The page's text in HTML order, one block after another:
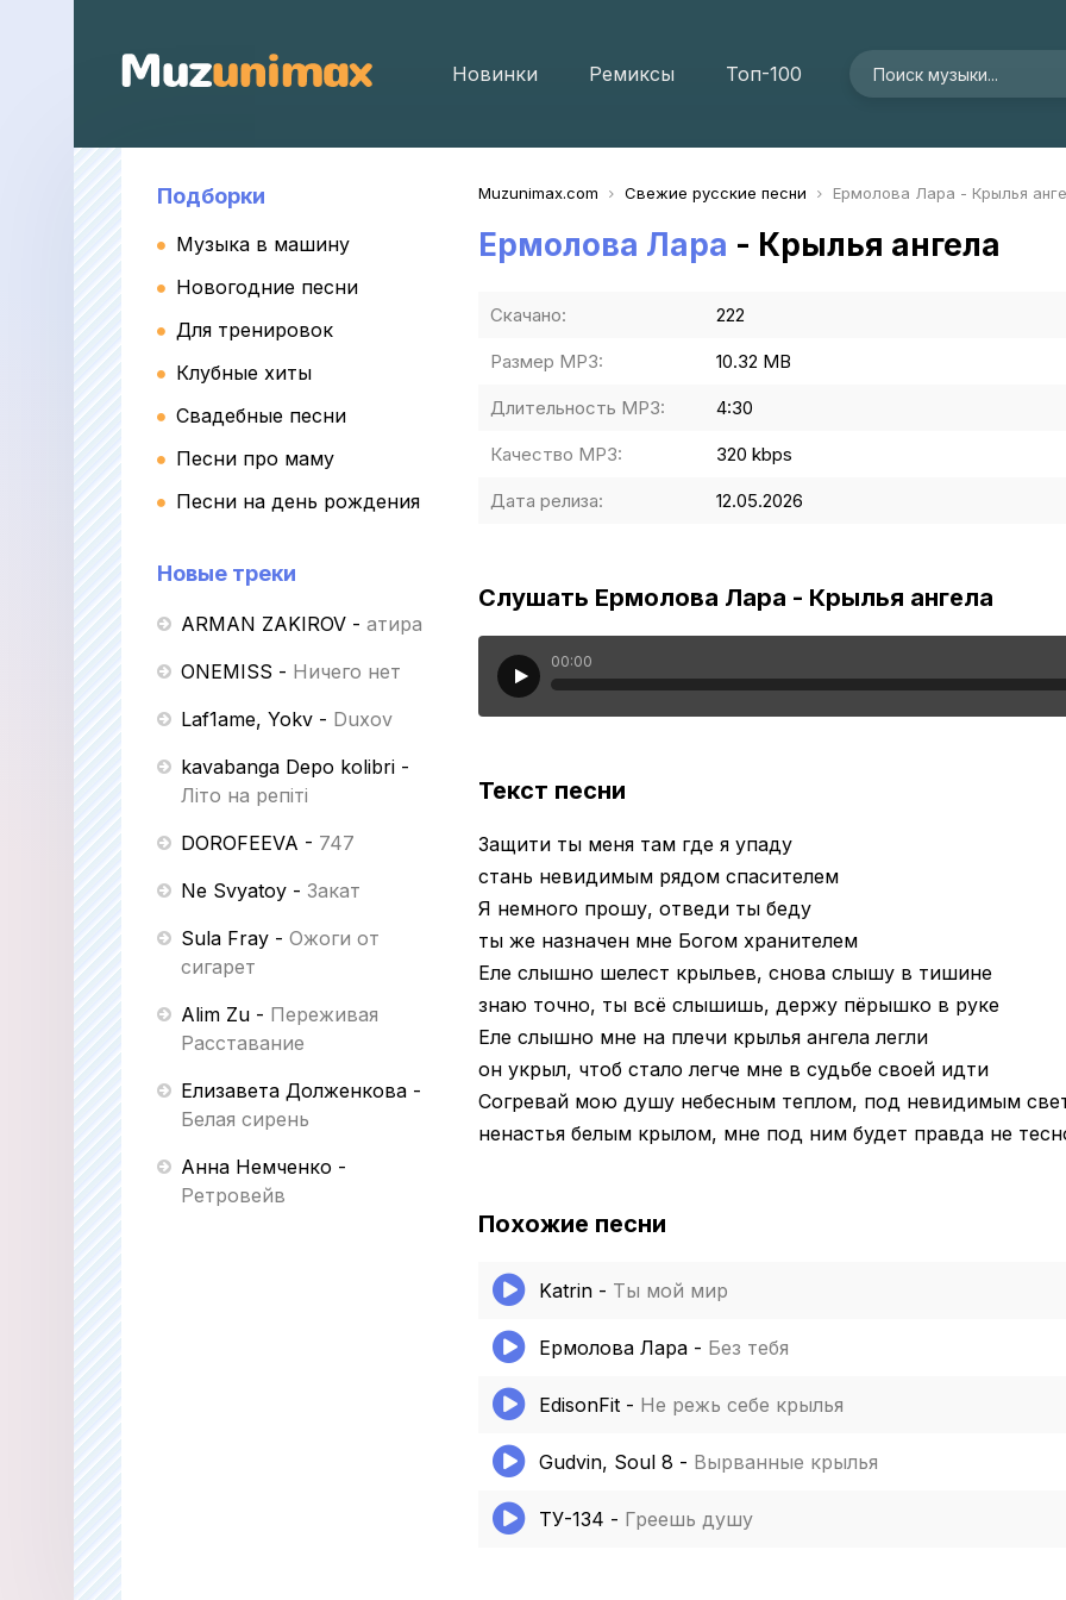
Новинки Ремиксы Топ-100
Подборки
Музыка в машину
Новогодние песни
Для тренировок
Клубные хиты
Свадебные песни
Песни про маму
Песни на день рождения
Новые треки
ARMAN ZAKIROV - Қатира
ONEMISS - Ничего нет
Laf1ame, Yokv - Duxov
kavabanga Depo kolibri -
Літо на репіті
DOROFEEVA - 747
Ne Svyatoy - Закат
Sula Fray - Ожоги от
сигарет
Alim Zu - Переживая
Расставание
Елизавета Долженкова -
Белая сирень
Анна Немченко -
Ретровейв
Muzunimax.com Свежие русские песни Ермолова Лара - Крылья
Ермолова Лара - Крылья ангела
Скачано: 222
Размер MP3: 10.32 MB
Длительность MP3: 4:30
Качество MP3: 320 kbps
Дата релиза: 12.05.2026
Слушать Ермолова Лара - Крылья ангела
00:00
Текст песни
Защити ты меня там где я упаду
стань невидимым рядом спасителем
Я немного прошу, отведи ты беду
ты же назначен мне Богом хранителем
Еле слышно шелест крыльев, снова слышу в тишине
знаю точно, ты всё слышишь, держу пёрышко в руке
Еле слышно мне на плечи крылья ангела легли
он укрыл, чтоб стало легче мне в судьбе своей идти
Согревай мою душу небесным теплом, под невидимым
ненастья белым крылом, мне под ним будет правда не
Похожие песни
Katrin - Ты мой мир
Ермолова Лара - Без тебя
EdisonFit - Не режь себе крылья
Gudvin, Soul 8 - Вырванные крылья
ТУ-134 - Греешь душу